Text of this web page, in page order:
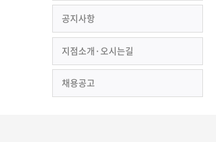
공지사항
지점소개·오시는길
채용공고